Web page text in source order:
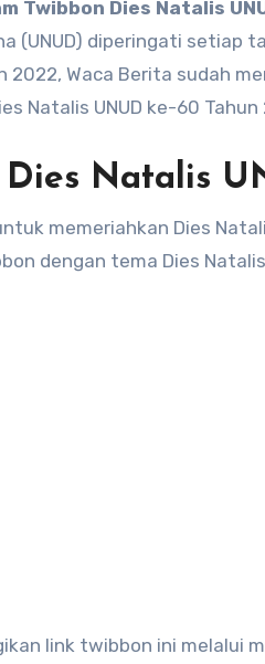
Twibbon Dies Natalis
(UNUD) diperingati setiap
2022, Waca Berita sudah
Natalis UNUD ke-60
Natalis
memeriahkan Dies
dengan tema Dies
link twibbon ini melalui